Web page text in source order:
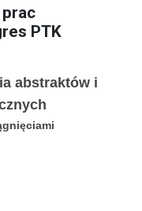
prac
PTK
abstraktów i